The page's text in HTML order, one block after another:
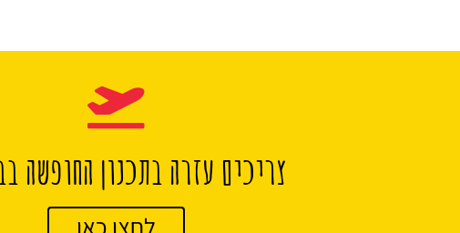
צריכים עזרה בתכנון החופשה